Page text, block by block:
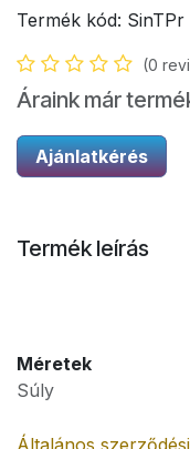
Termék kód: SinTPr
(0
Áraink már
Ajánlatkérés
Termék leírás
Méretek
Súly
Általános